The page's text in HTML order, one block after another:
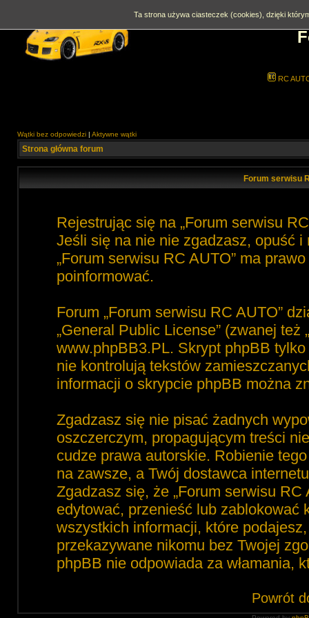
RC
Wątki bez odpowiedzi | Aktywne wątki
Strona główna forum
Forum serwisu
Rejestrując się na „Forum serwisu
Jeśli się na nie nie zgadzasz, opuść i
„Forum serwisu RC AUTO” ma
poinformować.
Forum „Forum serwisu RC AUTO”
„General Public License” (zwanej też
www.phpBB3.PL. Skrypt phpBB
nie kontrolują tekstów
informacji o skrypcie phpBB można
Zgadzasz się nie pisać żadnych
oszczerczym, propagującym treści
cudze prawa autorskie. Robienie
na zawsze, a Twój dostawca
Zgadzasz się, że „Forum serwisu
edytować, przenieść lub zablokować
wszystkich informacji, które
przekazywane nikomu bez Twojej
phpBB nie odpowiada za włamania,
Powrót
Ta strona używa ciasteczek (cookies), dzięki